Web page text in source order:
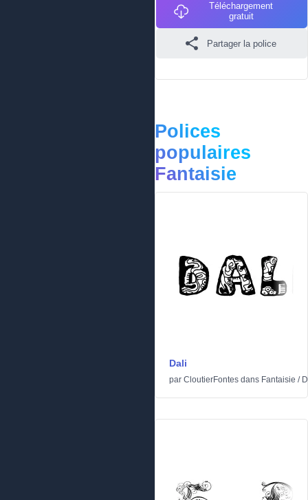
Téléchargement
gratuit
Partager la police
Polices
populaires
Fantaisie
Dali
par CloutierFontes dans Fantaisie /